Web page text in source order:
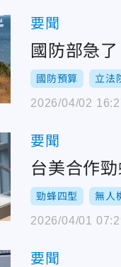
要聞
國防部急
國防預算 立法
2026/04/02
要聞
台美合作
勁蜂四型 無人
2026/04/01
要聞